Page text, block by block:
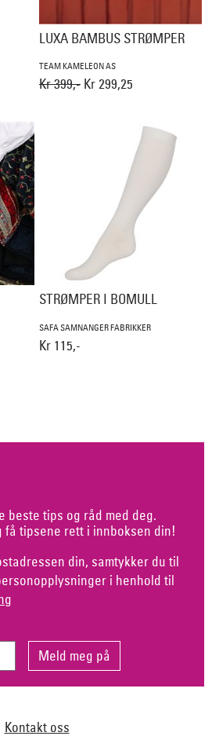
LUXA BAMBUS STRØMPER
TEAM KAMELEON AS
Kr 399,- Kr 299,25
STRØMPER I BOMULL
SAFA SAMNANGER FABRIKKER
Kr 115,-
beste tips og råd med deg.
få tipsene rett i innboksen din!
din, samtykker du til
i henhold til
Kontakt oss